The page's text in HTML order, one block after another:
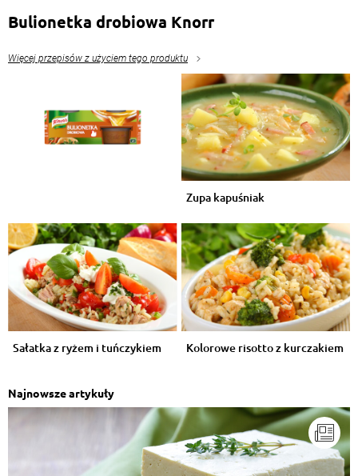
Bulionetka drobiowa Knorr
Więcej przepisów z użyciem tego produktu
Zupa kapuśniak
Sałatka z ryżem i tuńczykiem Kolorowe risotto z kurczakiem
Najnowsze artykuły